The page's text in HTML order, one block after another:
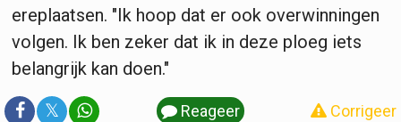
ereplaatsen. "Ik hoop dat er ook overwinningen
volgen. Ik ben zeker dat ik in deze ploeg iets
belangrijk kan doen."
𝕏 Reageer Corrigeer